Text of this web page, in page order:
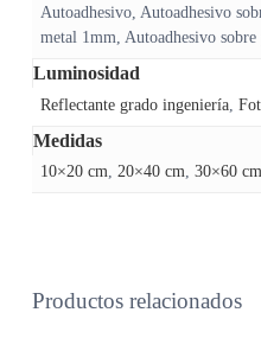
Autoadhesivo, Autoadhesivo
metal 1mm, Autoadhesivo
Luminosidad
Reflectante grado ingeniería,
Medidas
10×20 cm, 20×40 cm, 30×60 cm
Productos relacionados